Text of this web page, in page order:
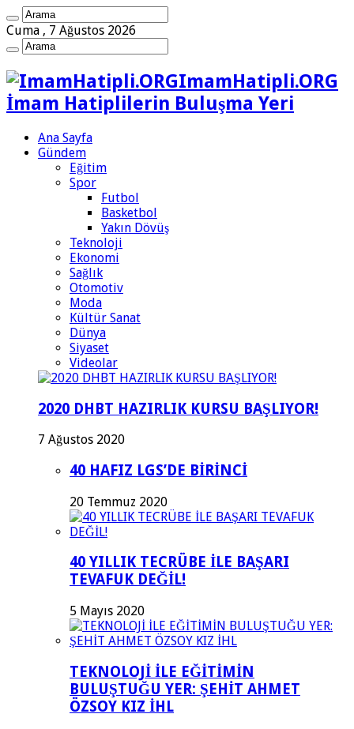
Cuma , 7 Ağustos 2026
ImamHatipli.ORG
İmam Hatiplilerin Buluşma Yeri
Ana Sayfa
Gündem
Eğitim
Spor
Futbol
Basketbol
Yakın Dövüş
Teknoloji
Ekonomi
Sağlık
Otomotiv
Moda
Kültür Sanat
Dünya
Siyaset
Videolar
2020 DHBT HAZIRLIK KURSU BAŞLIYOR!
7 Ağustos 2020
40 HAFIZ LGS’DE BİRİNCİ
20 Temmuz 2020
40 YILLIK TECRÜBE İLE BAŞARI
TEVAFUK DEĞİL!
5 Mayıs 2020
TEKNOLOJİ İLE EĞİTİMİN
BULUŞTUĞU YER: ŞEHİT AHMET
ÖZSOY KIZ İHL